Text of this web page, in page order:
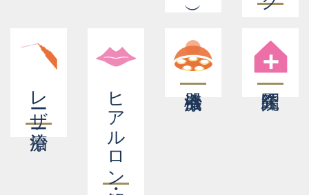
レーザー治療 ヒアルロン酸